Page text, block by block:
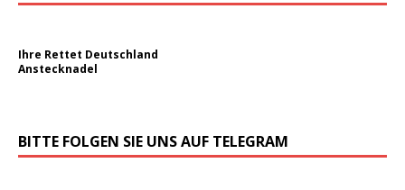
Ihre Rettet Deutschland
Anstecknadel
BITTE FOLGEN SIE UNS AUF TELEGRAM